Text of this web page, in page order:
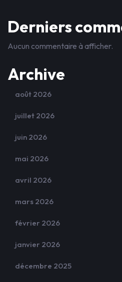
Derniers
Aucun commentaire à afficher.
Archive
août 2026
juillet 2026
juin 2026
mai 2026
avril 2026
mars 2026
février 2026
janvier 2026
décembre 2025